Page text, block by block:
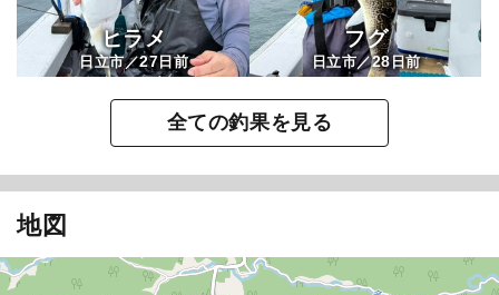
ヒラメ
日立市／27日前
フグ
日立市／28日前
全ての釣果を見る
地図